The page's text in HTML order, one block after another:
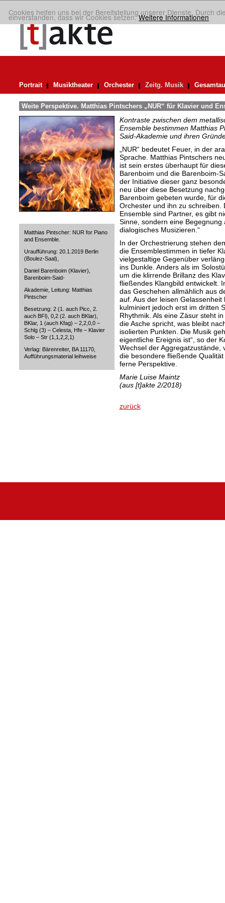
Cookies helfen uns bei der Bereitstellung unserer Dienste. Durch
einverstanden, dass wir Cookies setzen.Weitere Informationen
Portrait Musiktheater Orchester Zeitg. Musik
Weite Perspektive. Matthias Pintschers „NUR“ für Klavier und
Matthias Pintscher: NUR for Piano
and Ensemble.
Uraufführung: 20.1.2019 Berlin
(Boulez-Saal),
Daniel Barenboim (Klavier),
Barenboim-Said-
Akademie, Leitung: Matthias
Pintscher
Besetzung: 2 (1. auch Picc, 2.
auch BFl), 0,2 (2. auch BKlar),
BKlar, 1 (auch Kfag) – 2,2,0,0 –
Schlg (3) – Celesta, Hfe – Klavier
Solo – Str (1,1,2,2,1)
Verlag: Bärenreiter, BA 11170,
Aufführungsmaterial leihweise
Kontraste zwischen dem
Ensemble bestimmen Matthias
Said-Akademie und ihren
„NUR“ bedeutet Feuer, in der
Sprache. Matthias Pintschers
ist sein erstes überhaupt für
Barenboim und die Barenboim-
der Initiative dieser ganz
neu über diese Besetzung
Barenboim gebeten wurde, für
Orchester und ihn zu schreiben.
Ensemble sind Partner, es gibt
Sinne, sondern eine Begegnung
dialogisches Musizieren.“
In der Orchestrierung stehen
die Ensemblestimmen in tiefer
vielgestaltige Gegenüber
ins Dunkle. Anders als im
um die klirrende Brillanz des
fließendes Klangbild entwickelt.
das Geschehen allmählich aus
auf. Aus der leisen
kulminiert jedoch erst im dritten
Rhythmik. Als eine Zäsur steht
die Asche spricht, was bleibt
isolierten Punkten. Die Musik
eigentliche Ereignis ist“, so der
Wechsel der Aggregatzustände,
die besondere fließende
ferne Perspektive.
Marie Luise Maintz
(aus [t]akte 2/2018)
zurück